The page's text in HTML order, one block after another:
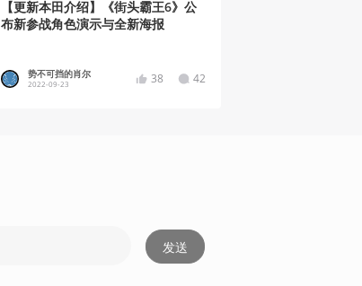
【更新本田介绍】《街头霸王6》公
布新参战角色演示与全新海报
势不可挡的肖尔
2022-09-23 38 42
发送